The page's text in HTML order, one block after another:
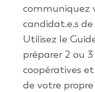
communiquez
candidat.e.s
Utilisez le
préparer 2 ou 3
coopératives
de votre